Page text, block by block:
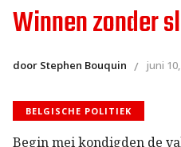
Winnen zonder
door Stephen Bouquin juni
BELGISCHE POLITIEK
Begin mei kondigden de